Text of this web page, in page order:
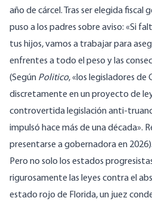
año de cárcel. Tras ser elegida fiscal
puso a los padres sobre aviso: «Si
tus hijos, vamos a trabajar para
enfrentes a todo el peso y las
(Según Politico, «los legisladores
discretamente en un proyecto de
controvertida legislación anti-
impulsó hace más de una década».
presentarse agobernadoraen 2026).
Pero no solo los estados
rigurosamente las leyes contra el
estado rojo de Florida, un juez